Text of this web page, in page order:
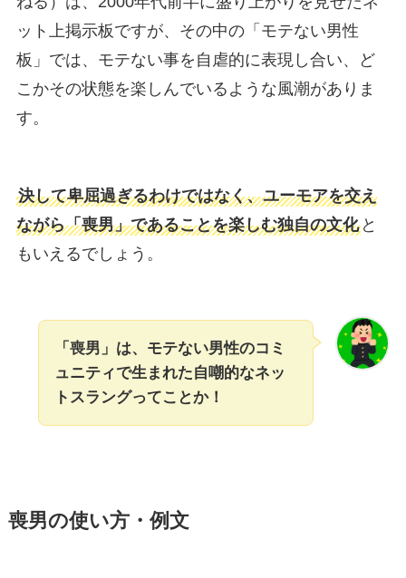
ット上掲示板ですが、その中の「モテない男性
板」では、モテない事を自虐的に表現し合い、ど
こかその状態を楽しんでいるような風潮がありま
す。
決して卑屈過ぎるわけではなく、ユーモアを交え
ながら「喪男」であることを楽しむ独自の文化と
もいえるでしょう。
「喪男」は、モテない男性のコミ
ュニティで生まれた自嘲的なネッ
トスラングってことか！
喪男の使い方・例文